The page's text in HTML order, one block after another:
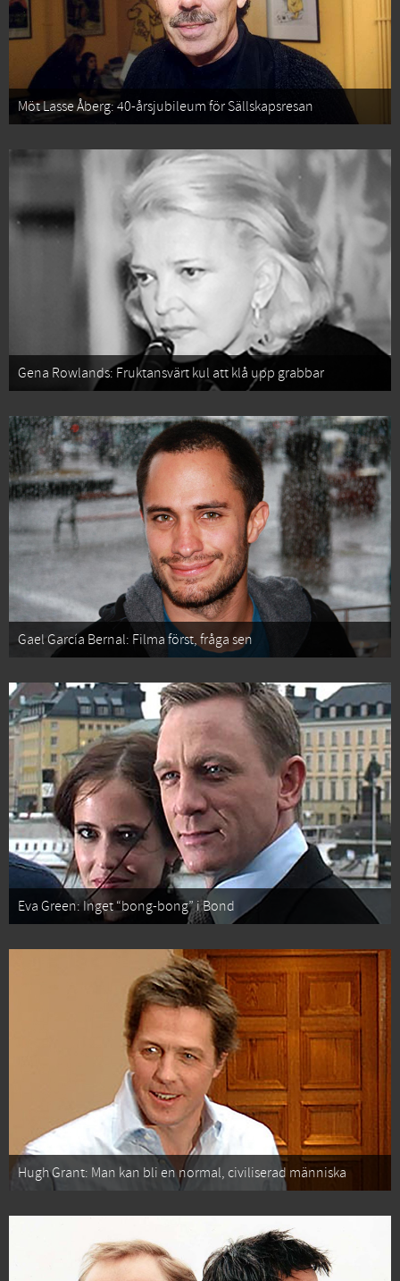
Möt Lasse Åberg: 40-årsjubileum för Sällskapsresan
Gena Rowlands: Fruktansvärt kul att klå upp grabbar
Gael García Bernal: Filma först, fråga sen
Eva Green: Inget “bong-bong” i Bond
Hugh Grant: Man kan bli en normal, civiliserad människa